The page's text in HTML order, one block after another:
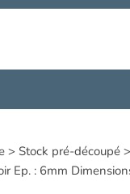
>Stock pré-découpé >
Ep. : 6mm